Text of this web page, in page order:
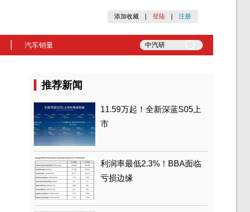
添加收藏 登陆 注册
汽车销量
推荐新闻
11.59万起！全新深蓝S05上
市
利润率最低2.3%！BBA面临
亏损边缘